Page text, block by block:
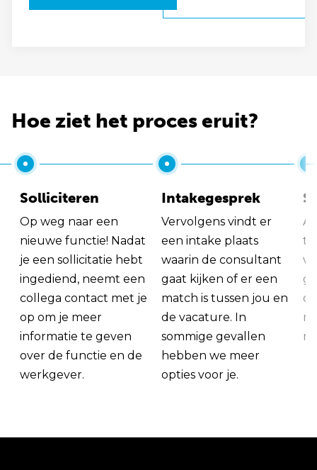
Hoe ziet het proces eruit?
Solliciteren
Op weg naar een
nieuwe functie! Nadat
je een sollicitatie hebt
ingediend, neemt een
collega contact met je
op om je meer
informatie te geven
over de functie en de
werkgever.
Intakegesprek
Vervolgens vindt er
een intake plaats
waarin de consultant
gaat kijken of er een
match is tussen jou en
de vacature. In
sommige gevallen
hebben we meer
opties voor je.